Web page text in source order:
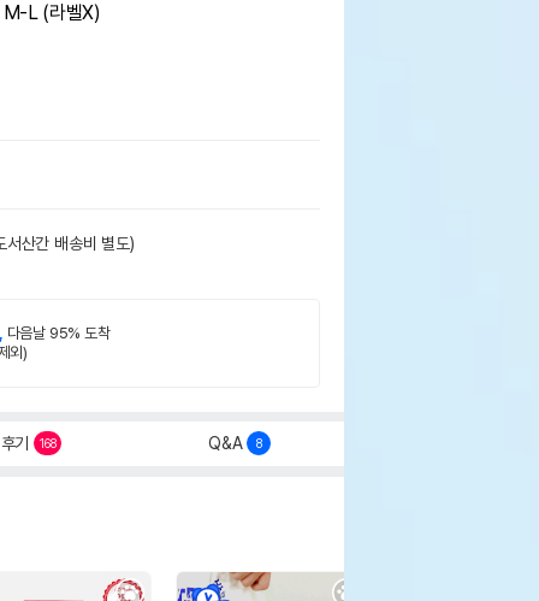
M-L (라벨X)
서산간 배송비 별도)
다음날 95% 도착
외)
후기 168 Q&A 8